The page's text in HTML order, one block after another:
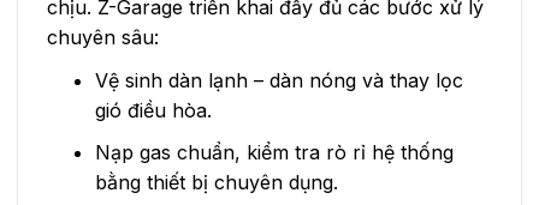
chịu. Z-Garage triển khai đầy đủ các bước xử lý
chuyên sâu:
Vệ sinh dàn lạnh – dàn nóng và thay lọc
gió điều hòa.
Nạp gas chuẩn, kiểm tra rò rỉ hệ thống
bằng thiết bị chuyên dụng.